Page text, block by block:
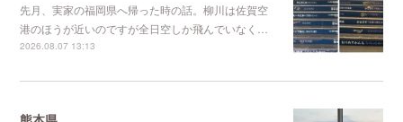
先月、実家の福岡県へ帰った時の話。柳川は佐賀空
港のほうが近いのですが全日空しか飛んでいなく…
2026.08.07 13:13